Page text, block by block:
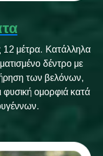
12 μέτρα. Κατάλληλα
δέντρο με
των βελόνων,
φυσική ομορφιά κατά